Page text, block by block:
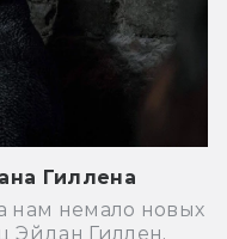
Гиллена
нам немало новых
Эйдан Гиллен,